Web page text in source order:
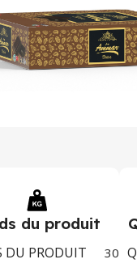
du produit
DU PRODUIT 30g